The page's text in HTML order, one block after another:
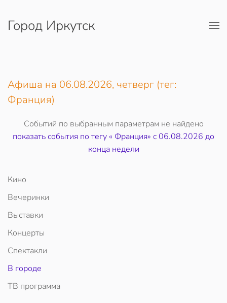
Перейти к содержимому
Город Иркутск
Афиша на 06.08.2026, четверг (тег:
Франция)
Событий по выбранным параметрам не найдено
показать события по тегу « Франция» c 06.08.2026 до
конца недели
Кино
Вечеринки
Выставки
Концерты
Спектакли
В городе
ТВ программа